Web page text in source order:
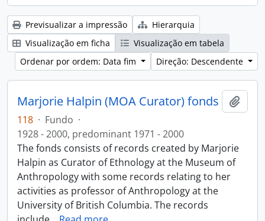
Previsualizar a impressão
Hierarquia
Visualização em ficha
Visualização em tabela
Ordenar por ordem: Data fim
Direção: Descendente
Marjorie Halpin (MOA Curator) fonds
118 · Fundo ·
1928 - 2000, predominant 1971 - 2000
The fonds consists of records created by Marjorie
Halpin as Curator of Ethnology at the Museum of
Anthropology with some records relating to her
activities as professor of Anthropology at the
University of British Columbia. The records